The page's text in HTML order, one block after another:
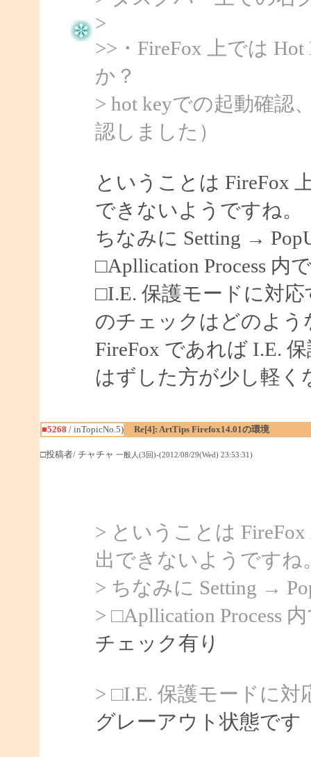
>
>>・FireFox 上では
か？
> hot keyでの起動確認
認しました）
ということは FireFox
できないようですね。
ちなみに Setting →
□Apllication Process 内
□I.E. 保護モードに対応
のチェックはどのよう
FireFox であれば I.E.
はずした方が少し軽く
■5268 / inTopicNo.5) Re[4]: ArtTips Firefox14.01の環境
□投稿者/ チャチャ 一般人(3回)-(2012/08/29(Wed) 23:53:31)
> ということは
出できないようですね
> ちなみに Setting →
> □Apllication Process
チェック有り
> □I.E. 保護モードに対
グレーアウト状態です